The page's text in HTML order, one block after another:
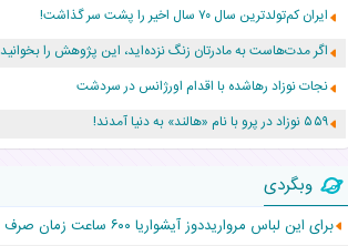
ایران کم‌تولدترین سال ۷۰ سال اخیر را پشت سر گذاشت!
اگر مدت‌هاست به مادرتان زنگ نزده‌اید، این پژوهش را بخوانید
نجات نوزاد رهاشده با اقدام اورژانس در سردشت
۵۵۹ نوزاد در پرو با نام «هالند» به دنیا آمدند!
زن ۲۴ ساله پس از درمان سرطان رحم، مادر شد
افزایش قد این دختر، چند میلیون دلار برای پدرش خرج داشته
حرکت غیرقانونی یک پرستار، جان دوقلوها را نجات داد!
وبگردی
برای این لباس مرواریددوز آیشواریا ۶۰۰ ساعت زمان صرف شد